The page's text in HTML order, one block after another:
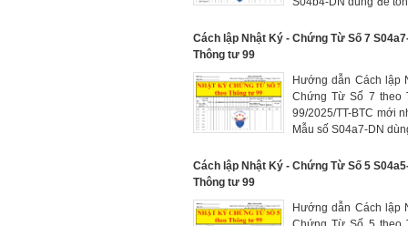
153, 154, 214, 241,
khoản 154, 621, 622,
và được tập hợp theo
xưởng, bộ phận sản
tiết cho từng sản
Cách lập Nhật Ký - Chứng Từ Số 7
Thông tư 99
Hướng dẫn Cách lập
Chứng Từ Số 7 theo
99/2025/TT-BTC mới
Mẫu số S04a7-DN
kinh doanh của
quan đến chi phí sản
Cách lập Nhật Ký - Chứng Từ Số 5
Thông tư 99
Hướng dẫn Cách lập